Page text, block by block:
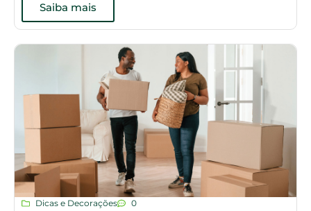
Saiba mais
Dicas e Decorações 0